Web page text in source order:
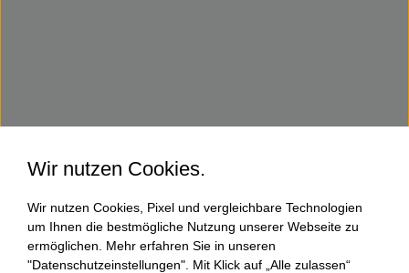
Wir nutzen Cookies.
Wir nutzen Cookies, Pixel und vergleichbare Technologien
um Ihnen die bestmögliche Nutzung unserer Webseite zu
ermöglichen. Mehr erfahren Sie in unseren
"Datenschutzeinstellungen". Mit Klick auf „Alle zulassen“